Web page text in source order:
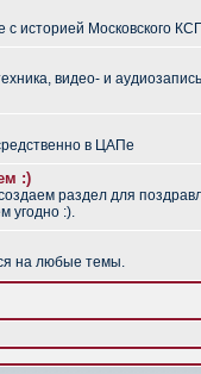
с историей Московского
видео- и
в ЦАПе
:)
раздел для
угодно :).
на любые темы.